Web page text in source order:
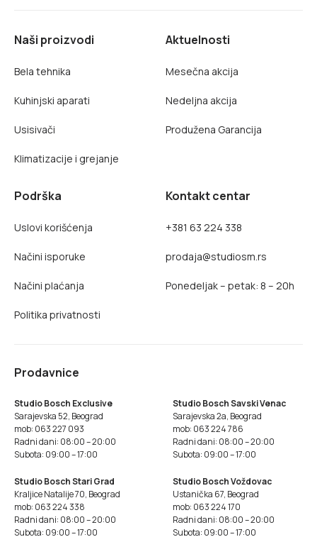
Naši proizvodi
Bela tehnika
Kuhinjski aparati
Usisivači
Klimatizacije i grejanje
Aktuelnosti
Mesečna akcija
Nedeljna akcija
Produžena Garancija
Podrška
Uslovi korišćenja
Načini isporuke
Načini plaćanja
Politika privatnosti
Kontakt centar
+381 63 224 338
prodaja@studiosm.rs
Ponedeljak – petak: 8 – 20h
Prodavnice
Studio Bosch Exclusive
Sarajevska 52, Beograd
mob: 063 227 093
Radni dani: 08:00 – 20:00
Subota: 09:00 – 17:00
Studio Bosch Savski Venac
Sarajevska 2a, Beograd
mob: 063 224 786
Radni dani: 08:00 – 20:00
Subota: 09:00 – 17:00
Studio Bosch Stari Grad
Kraljice Natalije 70, Beograd
mob: 063 224 338
Radni dani: 08:00 – 20:00
Subota: 09:00 – 17:00
Studio Bosch Voždovac
Ustanička 67, Beograd
mob: 063 224 170
Radni dani: 08:00 – 20:00
Subota: 09:00 – 17:00